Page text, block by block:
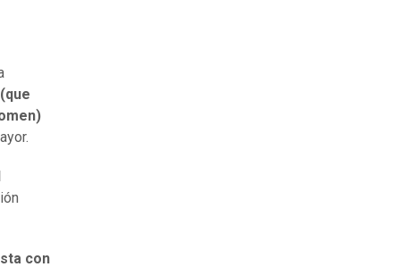
con